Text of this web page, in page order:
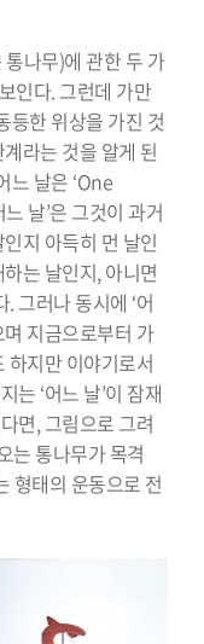
나무)에 관한 두 가
인다. 그런데 가만
등한 위상을 가진 것
라는 것을 알게 된
느 날은 ‘One
날’은 그것이 과거
지 아득히 먼 날인
는 날인지, 아니면
그러나 동시에 ‘어
지금으로부터 가
하지만 이야기로서
는 ‘어느 날’이 잠재
면, 그림으로 그려
는 통나무가 목격
형태의 운동으로 전